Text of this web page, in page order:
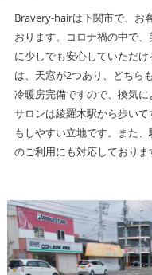
Bravery-hairは下関市で、お
おります。コロナ禍の中で
に少しでも安心していただ
は、天窓が2つあり、どちら
冷暖房完備ですので、換気に
サロンは綾羅木駅から歩い
もしやすい立地です。また
のご利用にも対応しておりま